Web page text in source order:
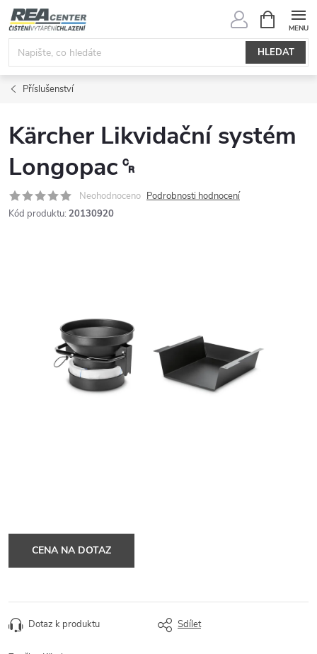
Přejít
na
obsah
HLEDAT
NÁKUPNÍ
KOŠÍK
Příslušenství
Kärcher Likvidační systém
Longopac␍
Neohodnoceno Podrobnosti hodnocení
Kód produktu: 20130920
CENA NA DOTAZ
Dotaz k produktu Sdílet